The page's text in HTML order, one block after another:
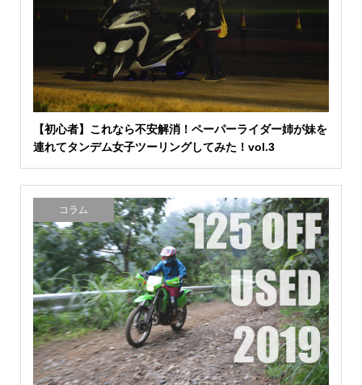
【初心者】これなら不安解消！ペーパーライダー姉が妹を
連れてタンデム女子ツーリングしてみた！vol.3
コラム